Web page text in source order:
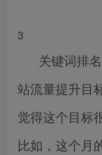
3
关键词排
站流量提升目
觉得这个目标
比如，这个月